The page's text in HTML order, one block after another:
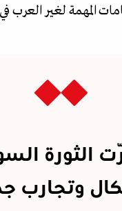
المهمة لغير العرب
الثورة
وتجارب